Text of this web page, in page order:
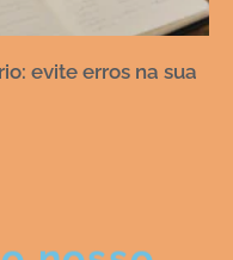
evite erros na sua